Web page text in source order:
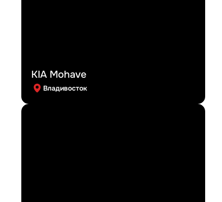
KIA Mohave
Владивосток